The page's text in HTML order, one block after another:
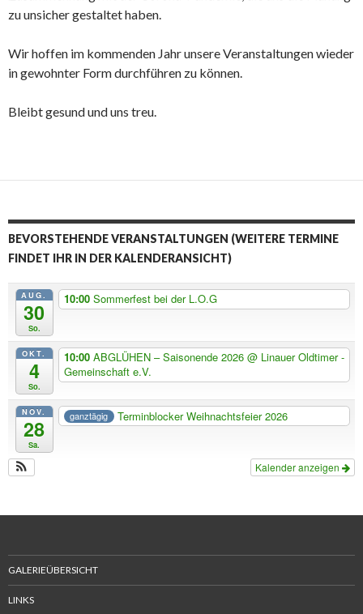
zu unsicher gestaltet haben.
Wir hoffen im kommenden Jahr unsere Veranstaltungen wieder
in gewohnter Form durchführen zu können.
Bleibt gesund und uns treu.
BEVORSTEHENDE VERANSTALTUNGEN (WEITERE TERMINE
FINDET IHR IN DER KALENDERANSICHT)
AUG.
30
So.
10:00 Sommerfest bei der L.O.G
OKT.
4
So.
10:00 ABGLÜHEN – Saisonende 2026 @ Linauer Oldtimer -
Gemeinschaft e.V.
NOV.
28
Sa.
ganztägig Terminblocker Weihnachtsfeier 2026
Kalender anzeigen
GALERIEÜBERSICHT
LINKS